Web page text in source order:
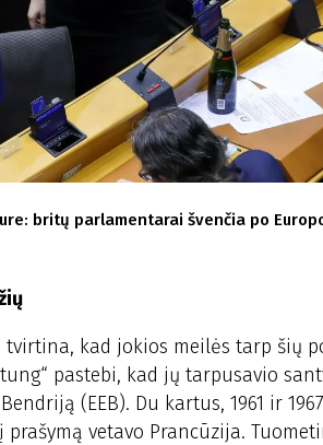
britų parlamentarai švenčia po
tvirtina, kad jokios meilės tarp
pastebi, kad jų tarpusavio
(EEB). Du kartus, 1961 ir
vetavo Prancūzija.